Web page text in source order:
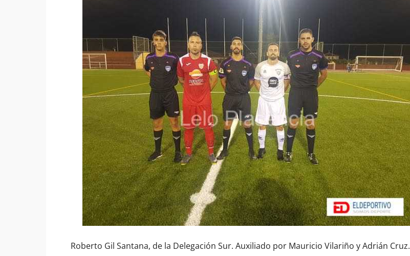
Roberto Gil Santana, de la Delegación Sur. Auxiliado por Mauricio Vilariño y Adrián Cruz.